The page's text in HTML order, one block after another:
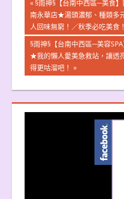
章
導
覽
Previous
Post:
§雨神§【台南中西區─美食
南永華店★湯頭濃郁、種類多
人回味無窮！／秋季必吃美食！
Next
Post:
§雨神§【台南中西區─美容
★我的懶人愛美急救站，讓透
得更咕溜吧！